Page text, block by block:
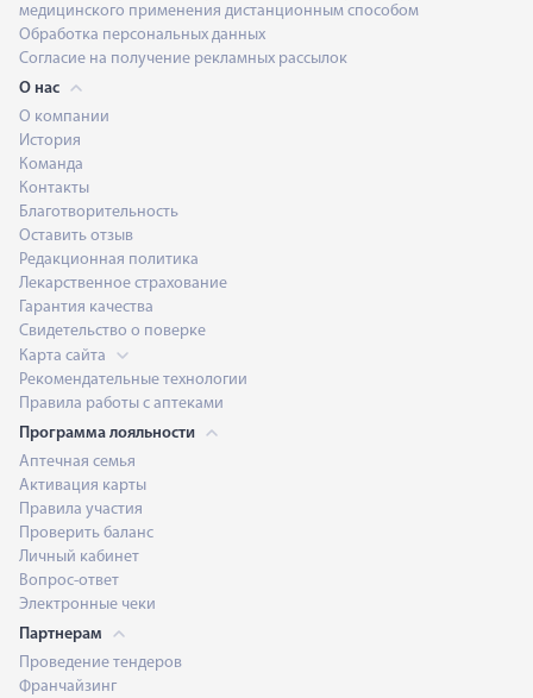
медицинского применения дистанционным способом
Обработка персональных данных
Согласие на получение рекламных рассылок
О нас
О компании
История
Команда
Контакты
Благотворительность
Оставить отзыв
Редакционная политика
Лекарственное страхование
Гарантия качества
Свидетельство о поверке
Карта сайта
Рекомендательные технологии
Правила работы с аптеками
Программа лояльности
Аптечная семья
Активация карты
Правила участия
Проверить баланс
Личный кабинет
Вопрос-ответ
Электронные чеки
Партнерам
Проведение тендеров
Франчайзинг